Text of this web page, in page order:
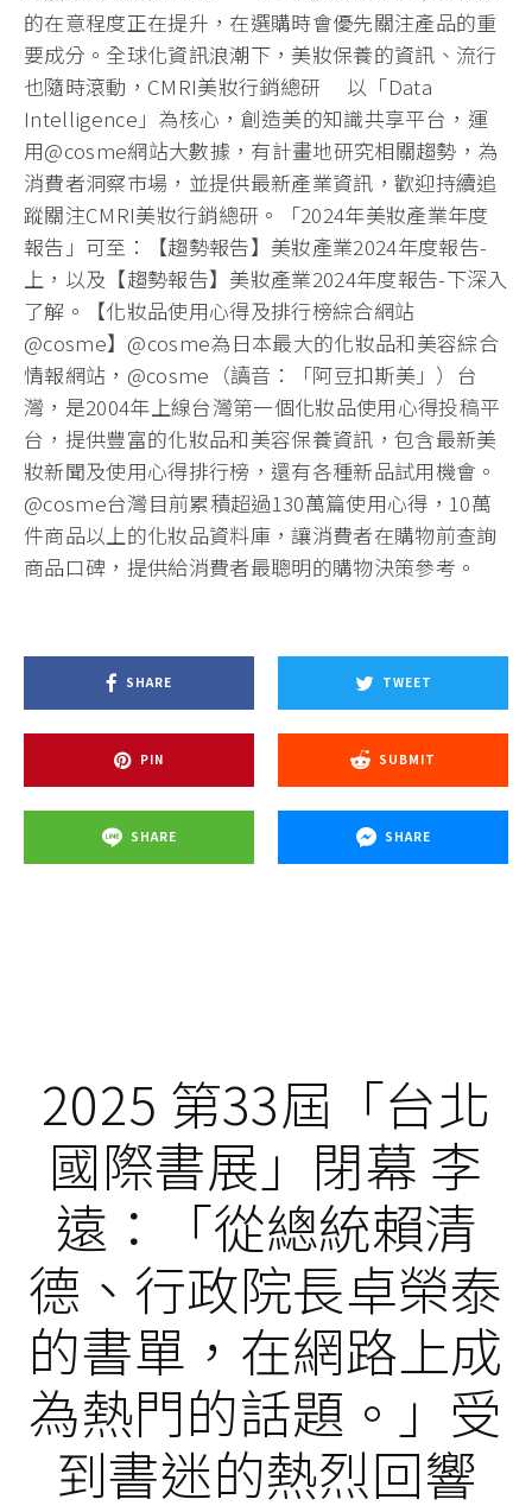
的在意程度正在提升，在選購時會優先關注產品的重
要成分。全球化資訊浪潮下，美妝保養的資訊、流行
也隨時滾動，CMRI美妝行銷總研 以「Data
Intelligence」為核心，創造美的知識共享平台，運
用@cosme網站大數據，有計畫地研究相關趨勢，為
消費者洞察市場，並提供最新產業資訊，歡迎持續追
蹤關注CMRI美妝行銷總研。「2024年美妝產業年度
報告」可至：【趨勢報告】美妝產業2024年度報告-
上，以及【趨勢報告】美妝產業2024年度報告-下深入
了解。【化妝品使用心得及排行榜綜合網站
@cosme】@cosme為日本最大的化妝品和美容綜合
情報網站，@cosme（讀音：「阿豆扣斯美」）台
灣，是2004年上線台灣第一個化妝品使用心得投稿平
台，提供豐富的化妝品和美容保養資訊，包含最新美
妝新聞及使用心得排行榜，還有各種新品試用機會。
@cosme台灣目前累積超過130萬篇使用心得，10萬
件商品以上的化妝品資料庫，讓消費者在購物前查詢
商品口碑，提供給消費者最聰明的購物決策參考。
SHARE TWEET
PIN SUBMIT
SHARE SHARE
2025 第33屆「台北
國際書展」閉幕 李
遠：「從總統賴清
德、行政院長卓榮泰
的書單，在網路上成
為熱門的話題。」受
到書迷的熱烈回響